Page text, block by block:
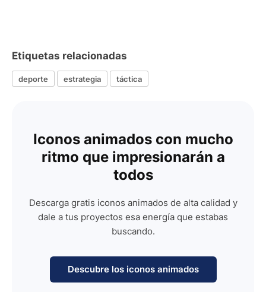
Etiquetas relacionadas
deporte estrategia táctica
Iconos animados con mucho
ritmo que impresionarán a
todos
Descarga gratis iconos animados de alta calidad y
dale a tus proyectos esa energía que estabas
buscando.
Descubre los iconos animados